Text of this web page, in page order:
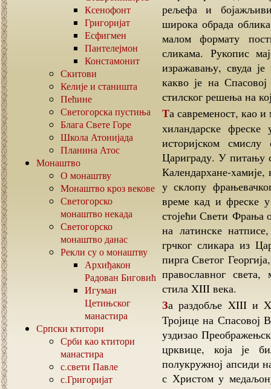
Ксенофонт
Григоријат
Есфигмен
Пантелејмон
Констамонит
Скитови
Келије и станишта
Пећине
Светогорска пустиња
Блага Свете Горе
Школа Атонијада
Планина Атос
Монаштво
О монаштву
Монаштво кроз векове
Светогорско
монаштво некада
Светогорско
монаштво данас
Рекли су о монаштву
Архиђакон
Радован Биговић
Игуман
Цетињског
манастира
Српски ктитори
Срби као ктитори
манастира
с.свети Павле
с.Григоријат
рељефа и
широка обрада
малом формату
сликама. Рукопис
изражавању, свуда
какво је на
стилског решења на
Та савременост, као и многе сличности у појединостима, стављају ове
хиландарске
историјском
Цариграду. У питању
Календархане-
у склопу
време кад и фреске
стојећи Свети Фрања
на латинске
грчког сликара из
пирга Светог
православног
стила XIII века.
За раздобље XIII и XIV века се везује и осликавање цркве Свете
Тројице на Спасовој
уздизао
црквице, која је
полукружној апсиди
с Христом у